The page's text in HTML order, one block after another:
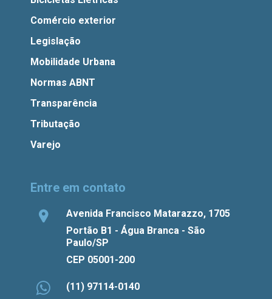
Comércio exterior
Legislação
Mobilidade Urbana
Normas ABNT
Transparência
Tributação
Varejo
Entre em contato
Avenida Francisco Matarazzo, 1705
Portão B1 - Água Branca - São
Paulo/SP
CEP 05001-200
(11) 97114-0140